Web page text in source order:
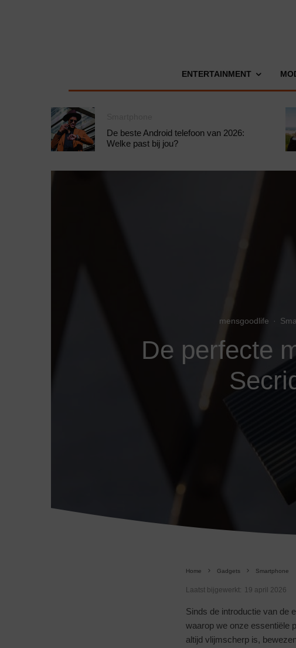
ENTERTAINMENT
De beste Android telefoon van 2026:
Welke past bij jou?
mensgoodlife ·
De perfecte
Home Gadgets Smartphone
Laatst bijgewerkt: 19 april 2026
Sinds de introductie van de
waarop we onze essentiële
altijd vlijmscherp is,